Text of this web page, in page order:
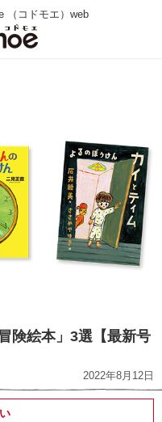
（コドモエ）web
険絵本」3選【最新号
2022年8月12日